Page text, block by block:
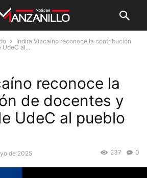
Indira Vizcaíno reconoce la contribución
UdeC al...
reconoce la
de docentes y
UdeC al pueblo
de 2025 0
237